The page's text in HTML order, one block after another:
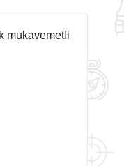
mukavemetli